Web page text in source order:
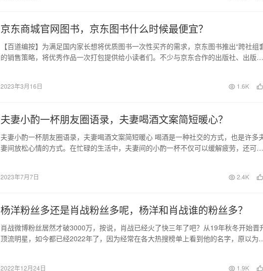
京东商城官网图书，京东图书什么时候最便宜？
【百道编按】为满足国内家长想将优质图书一次性买齐的需求，京东图书推出“跨社组
的销售策略，将优秀作品一次打包提供给小读者们。不少与京东合作的出版社、出版机
2023年3月16日 1.6K
夫妻小酌一杯朋友圈语录，夫妻喝酒文案简短暖心？
夫妻小酌一杯朋友圈语录，夫妻喝酒文案简短暖心 喝酒是一种社交的方式，也是许多
妻间放松心情的方式。在忙碌的生活中，夫妻间的小酌一杯不仅可以缓解疲劳，还可以
2023年7月7日 2.4K
杨洋粉丝多还是肖战粉丝多呢，杨洋和肖战谁的粉丝多？
肖战微博粉丝居然才破3000万，按说，肖战已经火了快三年了吧？从19年秋冬开始晋
顶流明星，如今都已经2022年了，因为经常在各大热搜榜单上看到他的名字，原以为
2022年12月24日 1.9K